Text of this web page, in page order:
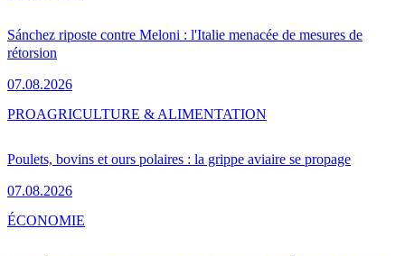
Sánchez riposte contre Meloni : l'Italie menacée de mesures de
rétorsion
07.08.2026
Poulets, bovins et ours polaires : la grippe aviaire se propage
07.08.2026
PROAGRICULTURE & ALIMENTATION
ÉCONOMIE